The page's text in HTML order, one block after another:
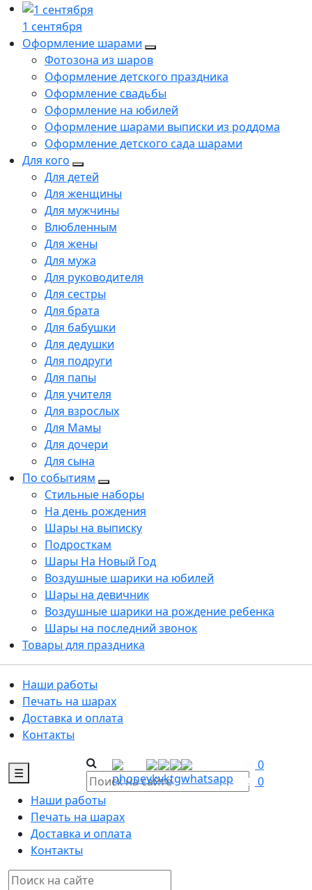
1 сентября
Оформление шарами
Фотозона из шаров
Оформление детского праздника
Оформление свадьбы
Оформление на юбилей
Оформление шарами выписки из роддома
Оформление детского сада шарами
Для кого
Для детей
Для женщины
Для мужчины
Влюбленным
Для жены
Для мужа
Для руководителя
Для сестры
Для брата
Для бабушки
Для дедушки
Для подруги
Для папы
Для учителя
Для взрослых
Для Мамы
Для дочери
Для сына
По событиям
Стильные наборы
На день рождения
Шары на выписку
Подросткам
Шары На Новый Год
Воздушные шарики на юбилей
Шары на девичник
Воздушные шарики на рождение ребенка
Шары на последний звонок
Товары для праздника
Наши работы
Печать на шарах
Доставка и оплата
Контакты
☰
0
0
Наши работы
Печать на шарах
Доставка и оплата
Контакты